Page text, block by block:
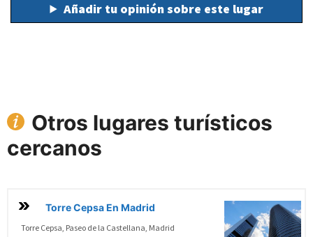
Añadir tu opinión sobre este lugar
Otros lugares turísticos
cercanos
Torre Cepsa En Madrid
Torre Cepsa, Paseo de la Castellana, Madrid